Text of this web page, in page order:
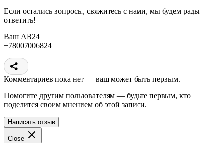
Если остались вопросы, свяжитесь с нами, мы будем рады
ответить!
Ваш АВ24
+78007006824
Комментариев пока нет — ваш может быть первым.
Помогите другим пользователям — будьте первым, кто
поделится своим мнением об этой записи.
Написать отзыв
Close